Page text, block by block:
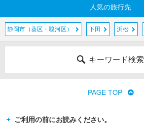
人気の旅行先
静岡市（葵区・駿河区） 下田 浜松
キーワード検索
PAGE TOP
ご利用の前にお読みください。